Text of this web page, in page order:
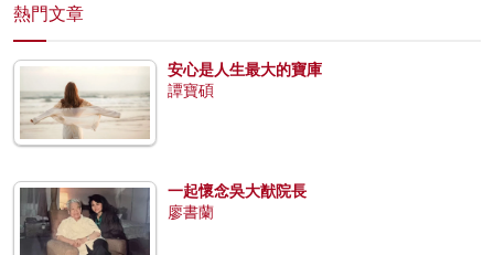
熱門文章
安心是人生最大的寶庫
譚寶碩
一起懷念吳大猷院長
廖書蘭